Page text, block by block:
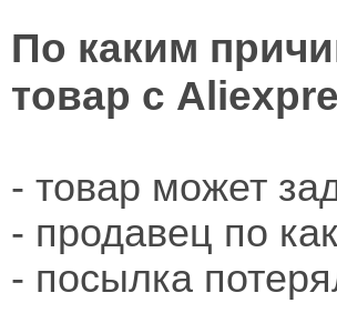
По каким
товар с
- товар может
- продавец по
- посылка